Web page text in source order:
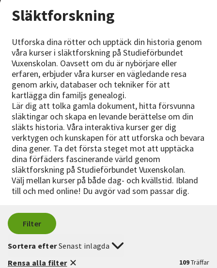
Lyssna
Släktforskning
Utforska dina rötter och upptäck din historia genom
våra kurser i släktforskning på Studieförbundet
Vuxenskolan. Oavsett om du är nybörjare eller
erfaren, erbjuder våra kurser en vägledande resa
genom arkiv, databaser och tekniker för att
kartlägga din familjs genealogi.
Lär dig att tolka gamla dokument, hitta försvunna
släktingar och skapa en levande berättelse om din
släkts historia. Våra interaktiva kurser ger dig
verktygen och kunskapen för att utforska och bevara
dina gener. Ta det första steget mot att upptäcka
dina förfäders fascinerande värld genom
släktforskning på Studieförbundet Vuxenskolan.
Välj mellan kurser på både dag- och kvällstid. Ibland
till och med online! Du avgör vad som passar dig.
Filter
109Träffar
Sortera efterSenast inlagda
Rensa alla filter